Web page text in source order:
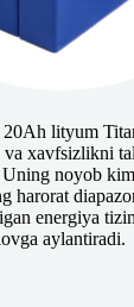
lityum
xavfsizlikni
noyob
harorat
energiya
aylantiradi.